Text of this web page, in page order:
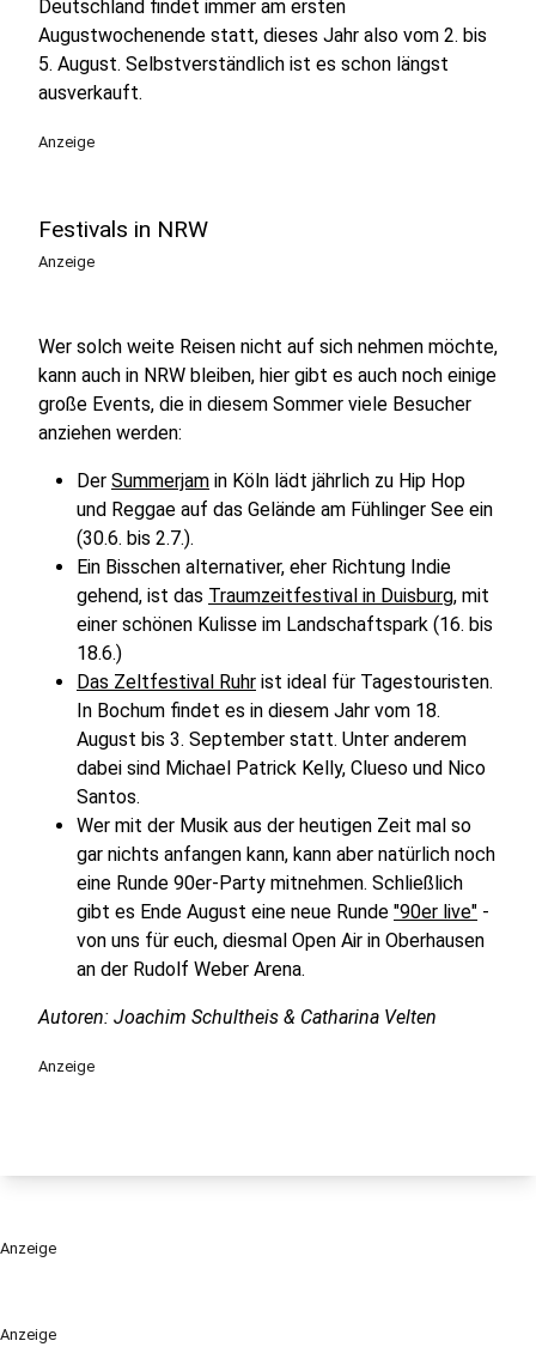
Anzeige
Deutschland findet immer am ersten
Augustwochenende statt, dieses Jahr also vom 2. bis
5. August. Selbstverständlich ist es schon längst
ausverkauft.
Anzeige
Festivals in NRW
Anzeige
Wer solch weite Reisen nicht auf sich nehmen möchte,
kann auch in NRW bleiben, hier gibt es auch noch einige
große Events, die in diesem Sommer viele Besucher
anziehen werden:
Der Summerjam in Köln lädt jährlich zu Hip Hop
und Reggae auf das Gelände am Fühlinger See ein
(30.6. bis 2.7.).
Ein Bisschen alternativer, eher Richtung Indie
gehend, ist das Traumzeitfestival in Duisburg, mit
einer schönen Kulisse im Landschaftspark (16. bis
18.6.)
Das Zeltfestival Ruhr ist ideal für Tagestouristen.
In Bochum findet es in diesem Jahr vom 18.
August bis 3. September statt. Unter anderem
dabei sind Michael Patrick Kelly, Clueso und Nico
Santos.
Wer mit der Musik aus der heutigen Zeit mal so
gar nichts anfangen kann, kann aber natürlich noch
eine Runde 90er-Party mitnehmen. Schließlich
gibt es Ende August eine neue Runde "90er live" -
von uns für euch, diesmal Open Air in Oberhausen
an der Rudolf Weber Arena.
Autoren: Joachim Schultheis & Catharina Velten
Anzeige
Anzeige